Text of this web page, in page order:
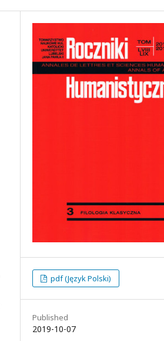
pdf (Język Polski)
Published
2019-10-07